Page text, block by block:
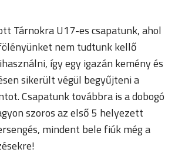
Tárnokra U17-es csapatunk, ahol
nem tudtunk kellő
így egy igazán kemény és
sikerült végül begyűjteni a
Csapatunk továbbra is a dobogó
szoros az első 5 helyezett
mindent bele fiúk még a